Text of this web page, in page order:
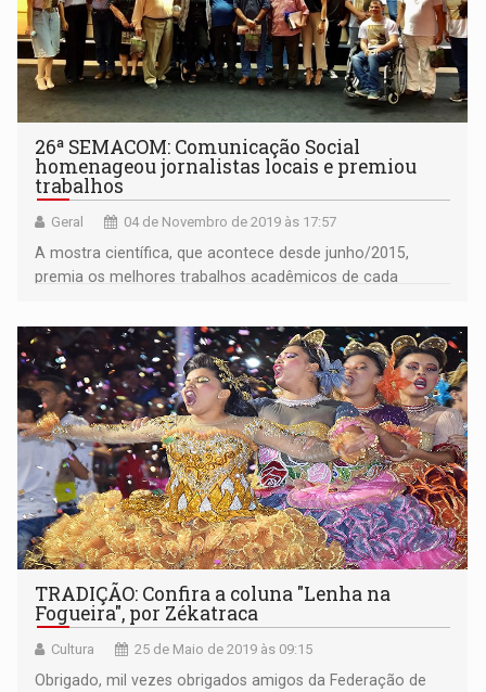
26ª SEMACOM: Comunicação Social
homenageou jornalistas locais e premiou
trabalhos
Geral 04 de Novembro de 2019 às 17:57
A mostra científica, que acontece desde junho/2015,
premia os melhores trabalhos acadêmicos de cada
TRADIÇÃO: Confira a coluna "Lenha na
Fogueira", por Zékatraca
Cultura 25 de Maio de 2019 às 09:15
Obrigado, mil vezes obrigados amigos da Federação de